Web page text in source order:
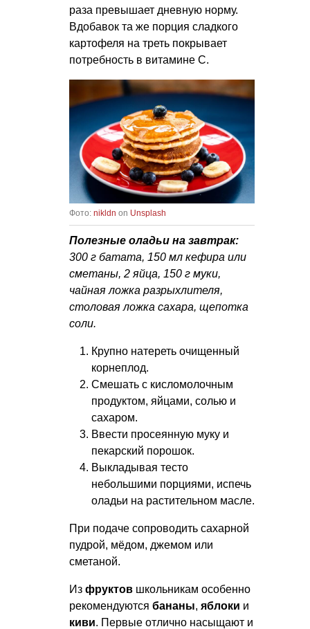
раза превышает дневную норму.
Вдобавок та же порция сладкого
картофеля на треть покрывает
потребность в витамине C.
Фото: nikldn on Unsplash
Полезные оладьи на завтрак:
300 г батата, 150 мл кефира или
сметаны, 2 яйца, 150 г муки,
чайная ложка разрыхлителя,
столовая ложка сахара, щепотка
соли.
Крупно натереть очищенный
корнеплод.
Смешать с кисломолочным
продуктом, яйцами, солью и
сахаром.
Ввести просеянную муку и
пекарский порошок.
Выкладывая тесто
небольшими порциями, испечь
оладьи на растительном масле.
При подаче сопроводить сахарной
пудрой, мёдом, джемом или
сметаной.
Из фруктов школьникам особенно
рекомендуются бананы, яблоки и
киви. Первые отлично насыщают и